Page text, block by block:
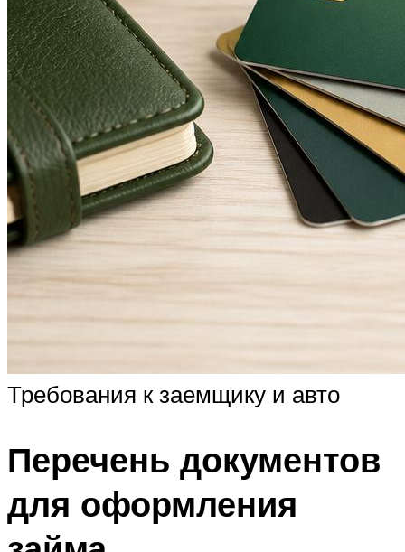
Требования к заемщику и авто
Перечень документов
для оформления